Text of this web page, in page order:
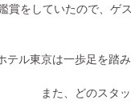
賞をしていたので、ゲ
テル東京は一歩足を踏
また、どのスタ